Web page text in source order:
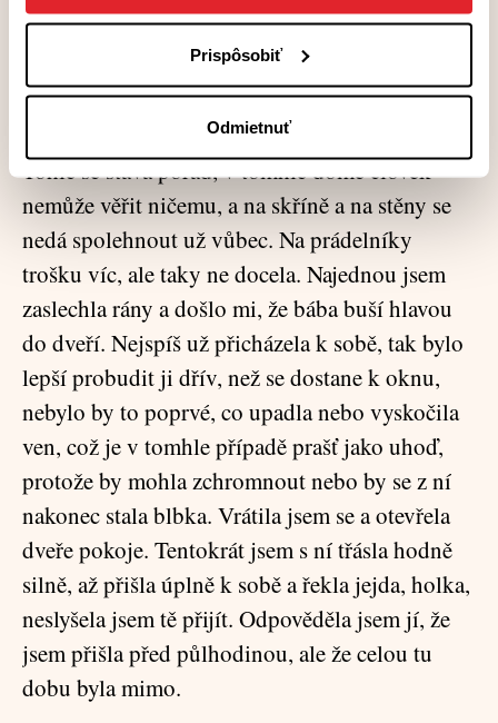
Prispôsobiť
Odmietnuť
Dala jsem věci do poslední zásuvky v
prádelníku, ale věděla jsem, že je to blbost. Zítra
je budu muset hledat v kuchyni v almárce, na
policích v komoře nebo v truhle u vchodu.
Tohle se stává pořád, v tomhle domě člověk
nemůže věřit ničemu, a na skříně a na stěny se
nedá spolehnout už vůbec. Na prádelníky
trošku víc, ale taky ne docela. Najednou jsem
zaslechla rány a došlo mi, že bába buší hlavou
do dveří. Nejspíš už přicházela k sobě, tak bylo
lepší probudit ji dřív, než se dostane k oknu,
nebylo by to poprvé, co upadla nebo vyskočila
ven, což je v tomhle případě prašť jako uhoď,
protože by mohla zchromnout nebo by se z ní
nakonec stala blbka. Vrátila jsem se a otevřela
dveře pokoje. Tentokrát jsem s ní třásla hodně
silně, až přišla úplně k sobě a řekla jejda, holka,
neslyšela jsem tě přijít. Odpověděla jsem jí, že
jsem přišla před půlhodinou, ale že celou tu
dobu byla mimo.